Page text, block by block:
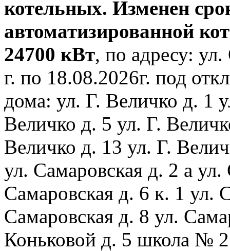
котельных. Изменен
автоматизированной
24700 кВт, по адресу:
г. по 18.08.2026г. под
дома: ул. Г. Величко д. 1
Величко д. 5 ул. Г.
Величко д. 13 ул. Г.
ул. Самаровская д. 2 а
Самаровская д. 6 к. 1 ул.
Самаровская д. 8 ул.
Коньковой д. 5 школа №